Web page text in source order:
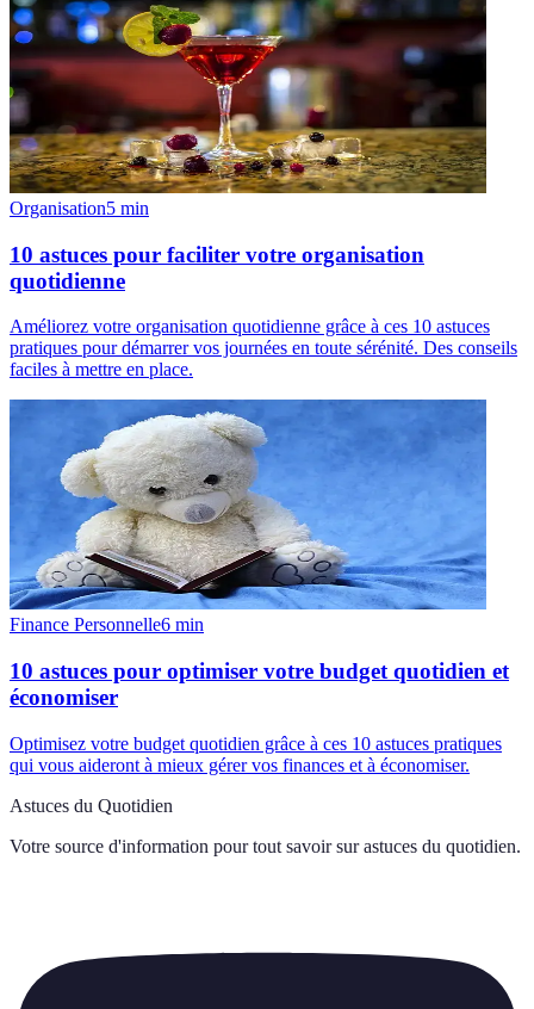
Organisation5 min
10 astuces pour faciliter votre organisation
quotidienne
Améliorez votre organisation quotidienne grâce à ces 10 astuces
pratiques pour démarrer vos journées en toute sérénité. Des conseils
faciles à mettre en place.
Finance Personnelle6 min
10 astuces pour optimiser votre budget quotidien et
économiser
Optimisez votre budget quotidien grâce à ces 10 astuces pratiques
qui vous aideront à mieux gérer vos finances et à économiser.
Astuces du Quotidien
Votre source d'information pour tout savoir sur astuces du quotidien.